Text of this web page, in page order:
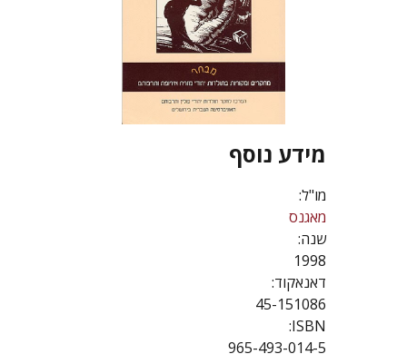
מידע נוסף
מו"ל:
מאגנס
שנה:
1998
דאנאקוד:
45-151086
ISBN:
965-493-014-5